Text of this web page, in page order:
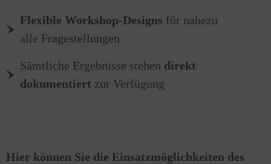
Flexible Workshop-Designs für nahezu
alle Fragestellungen
Sämtliche Ergebnisse stehen direkt
dokumentiert zur Verfügung
Hier können Sie die Einsatzmöglichkeiten des